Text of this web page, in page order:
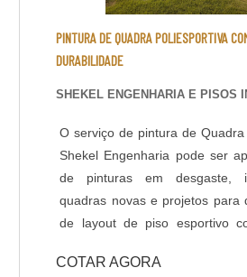
PINTURA DE QUADRA POLIESPORTIVA
DURABILIDADE
SHEKEL ENGENHARIA E PISOS
O serviço de pintura de
Shekel Engenharia pode ser
de pinturas em desgaste,
quadras novas e projetos para
de layout de piso esportivo
desempenho padrão para
COTAR AGORA